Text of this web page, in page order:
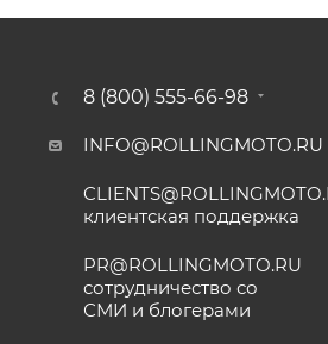
8 (800) 555-66-98
INFO@ROLLINGMOTO.RU
клиентская поддержка
PR@ROLLINGMOTO.RU
сотрудничество со
СМИ и блогерами